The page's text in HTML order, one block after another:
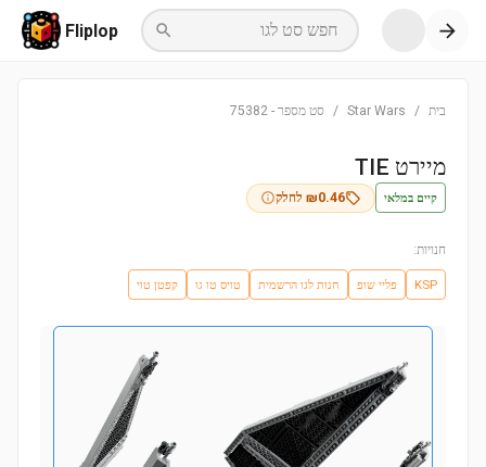
חפש סט לגו Fliplop
בית /
Star Wars
/ סט מספר -
75382
מיירט TIE
קיים במלאי ₪0.46 לחלק
חנויות:
KSP פליי שופ חנות לגו הרשמית טויס טו גו קפטן טוי